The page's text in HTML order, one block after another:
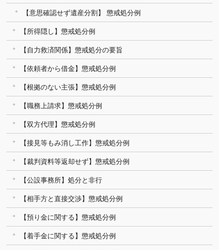
【意思確認せず遺産分割】 懲戒処分例
【所得隠し】懲戒処分例
【自力救済関係】懲戒処分の要旨
【依頼者から借金】懲戒処分例
【根拠のない主張】懲戒処分例
【職務上請求】懲戒処分例
【双方代理】懲戒処分例
【接見等もみ消し工作】懲戒処分例
【裁判資料等返却せず】懲戒処分例
【公設事務所】処分と非行
【相手方と直接交渉】懲戒処分例
【預り金に関する】懲戒処分例
【着手金に関する】懲戒処分例